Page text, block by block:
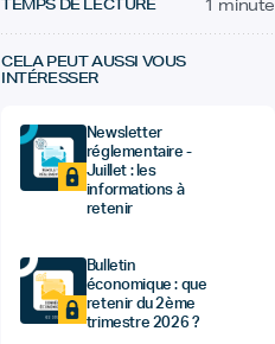
TEMPS DE LECTURE 1 minute
CELA PEUT AUSSI VOUS
INTÉRESSER
Newsletter
réglementaire -
Juillet : les
informations à
retenir
Bulletin
économique : que
retenir du 2ème
trimestre 2026 ?